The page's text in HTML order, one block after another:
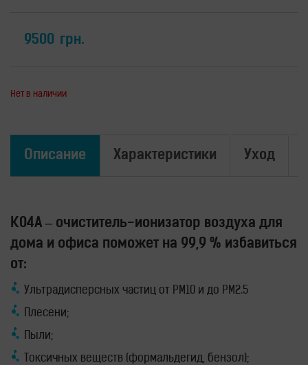
Приборы
световой
Аксессуары
9500 грн.
Нет в наличии
Описание Характеристики Уход
K04A – очиститель-ионизатор воздуха для
дома и офиса поможет на 99,9 % избавиться
от:
Ультрадисперсных частиц от PM10 и до PM2.5
Плесени;
Пыли;
Токсичных веществ (формальдегид, бензол);